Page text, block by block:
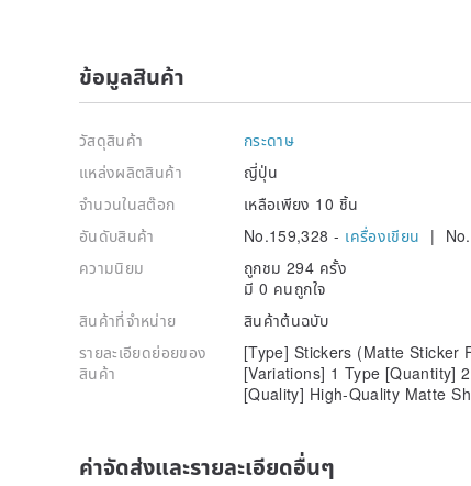
ข้อมูลสินค้า
วัสดุสินค้า
กระดาษ
แหล่งผลิตสินค้า
ญี่ปุ่น
จำนวนในสต๊อก
เหลือเพียง 10 ชิ้น
อันดับสินค้า
No.159,328 - เครื่องเขียน |
ความนิยม
ถูกชม 294 ครั้ง
มี 0 คนถูกใจ
สินค้าที่จำหน่าย
สินค้าต้นฉบับ
รายละเอียดย่อยของ
สินค้า
[Type] Stickers (Matte Sticker
[Variations] 1 Type [Quantity]
[Quality] High-Quality Matte
ค่าจัดส่งและรายละเอียดอื่นๆ